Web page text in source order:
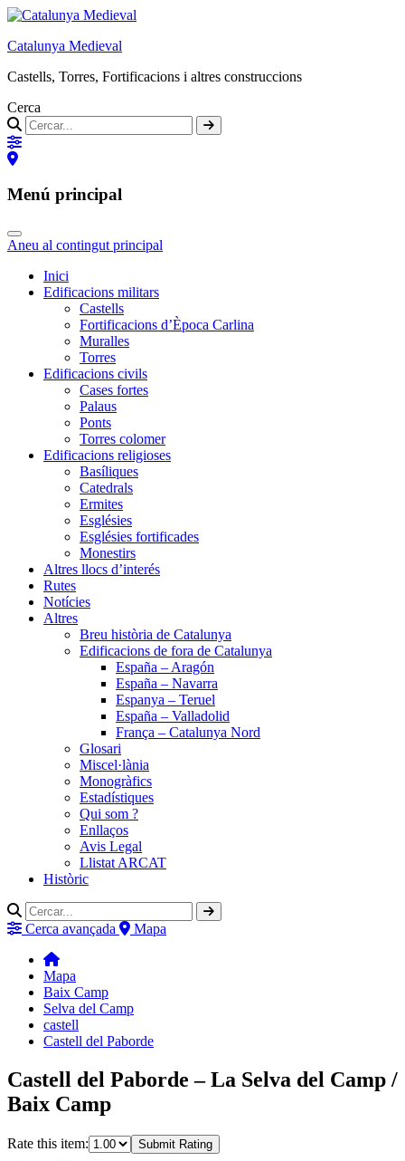
Catalunya Medieval
Castells, Torres, Fortificacions i altres construccions
Cerca
Menú principal
Aneu al contingut principal
Inici
Edificacions militars
Castells
Fortificacions d’Època Carlina
Muralles
Torres
Edificacions civils
Cases fortes
Palaus
Ponts
Torres colomer
Edificacions religioses
Basíliques
Catedrals
Ermites
Esglésies
Esglésies fortificades
Monestirs
Altres llocs d’interés
Rutes
Notícies
Altres
Breu història de Catalunya
Edificacions de fora de Catalunya
España – Aragón
España – Navarra
Espanya – Teruel
España – Valladolid
França – Catalunya Nord
Glosari
Miscel·lània
Monogràfics
Estadístiques
Qui som ?
Enllaços
Avis Legal
Llistat ARCAT
Històric
Cerca avançada Mapa
Mapa
Baix Camp
Selva del Camp
castell
Castell del Paborde
Castell del Paborde – La Selva del Camp /
Baix Camp
Rate this item: Submit Rating